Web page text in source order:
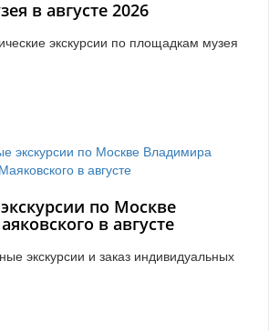
в августе 2026
экскурсии по площадкам музея
по Москве
в августе
экскурсии и заказ индивидуальных